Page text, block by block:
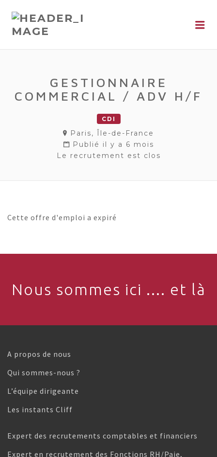
GESTIONNAIRE
COMMERCIAL / ADV H/F
CDI
Paris, Île-de-France
Publié il y a 6 mois
Le recrutement est clos
Cette offre d'emploi a expiré
Nous sommes ici .... et là
A propos de nous
Qui sommes-nous ?
L’équipe dirigeante
Les instants Cliff
Expert des recrutements comptables et financiers
Expert en recrutement des Fonctions RH/Paie,